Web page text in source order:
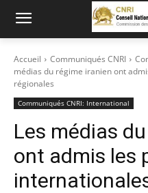
Accueil Communiqués CNRI
médias du régime iranien ont
régionales
Communiqués CNRI: International
Les médias
ont admis les